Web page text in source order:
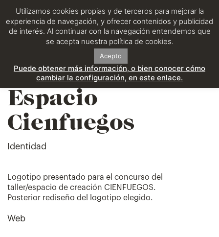
Espacio
Cienfuegos
Identidad
Logotipo presentado para el concurso del
taller/espacio de creación CIENFUEGOS.
Posterior rediseño del logotipo elegido.
Web
Utilizamos cookies propias y de terceros para mejorar la
experiencia de navegación, y ofrecer contenidos y publicidad
de interés. Al continuar con la navegación entendemos que
se acepta nuestra política de cookies.
Acepto
Puede obtener más información, o bien conocer cómo
cambiar la configuración, en este enlace.